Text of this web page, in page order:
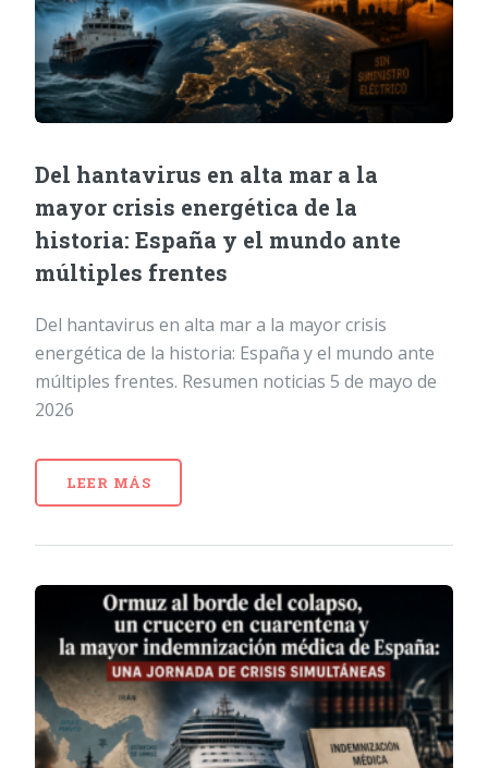
Del hantavirus en alta mar a la
mayor crisis energética de la
historia: España y el mundo ante
múltiples frentes
Del hantavirus en alta mar a la mayor crisis
energética de la historia: España y el mundo ante
múltiples frentes. Resumen noticias 5 de mayo de
2026
LEER MÁS